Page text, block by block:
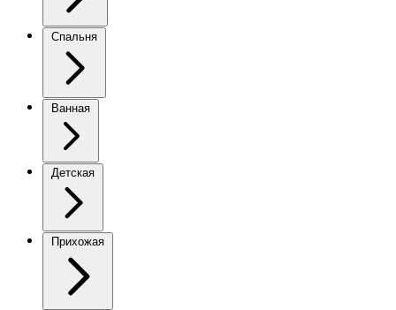
Спальня
Ванная
Детская
Прихожая